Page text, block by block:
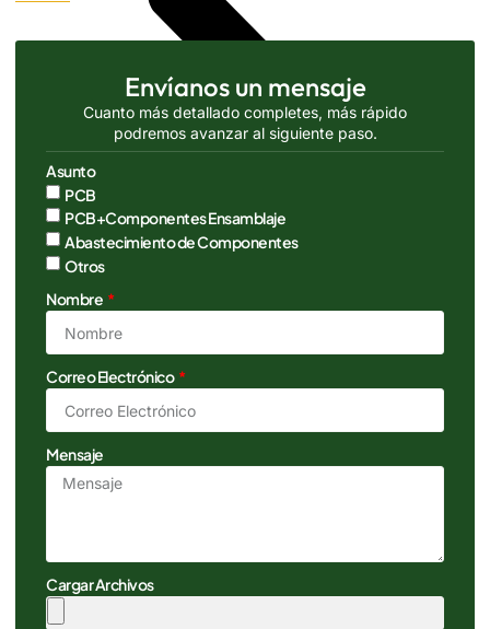
Envíanos un mensaje
Cuanto más detallado completes, más rápido
podremos avanzar al siguiente paso.
Asunto
PCB
PCB+Componentes Ensamblaje
Abastecimiento de Componentes
Otros
Nombre
Correo Electrónico
Mensaje
Cargar Archivos